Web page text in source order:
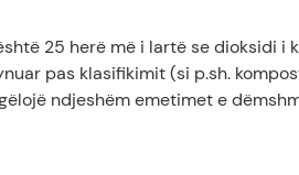
25 herë më i lartë se dioksidi i
pas klasifikimit (si p.sh.
ndjeshëm emetimet e